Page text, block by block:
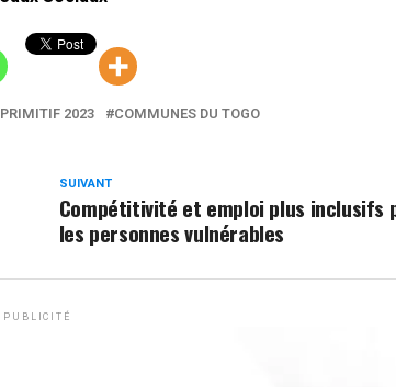
2023 COMMUNES DU TOGO
SUIVANT
Compétitivité et emploi plus inclusifs
les personnes vulnérables
PUBLICITÉ